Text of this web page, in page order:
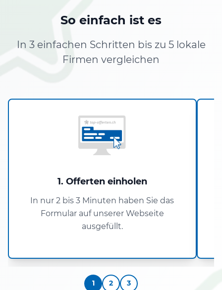
So einfach ist es
In 3 einfachen Schritten bis zu 5 lokale
Firmen vergleichen
1. Offerten einholen
In nur 2 bis 3 Minuten haben Sie das
Formular auf unserer Webseite
ausgefüllt.
1 2 3